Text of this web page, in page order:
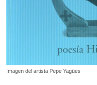
Imagen del artista Pepe Yagües